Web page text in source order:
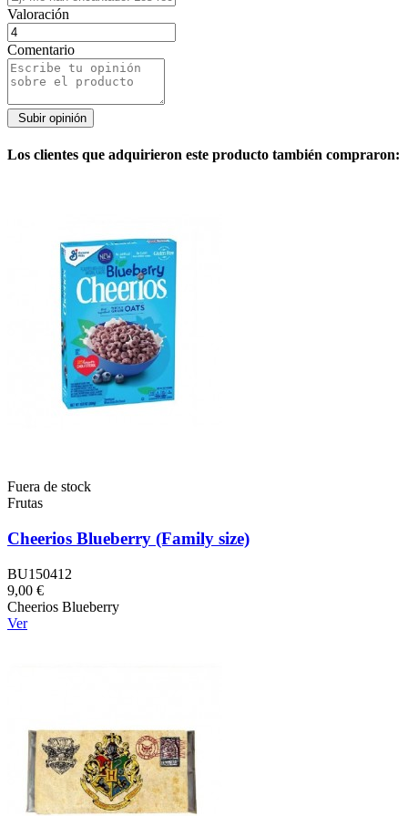
Valoración
Comentario
Los clientes que adquirieron este producto también compraron:
Fuera de stock
Frutas
Cheerios Blueberry (Family size)
BU150412
9,00 €
Cheerios Blueberry
Ver